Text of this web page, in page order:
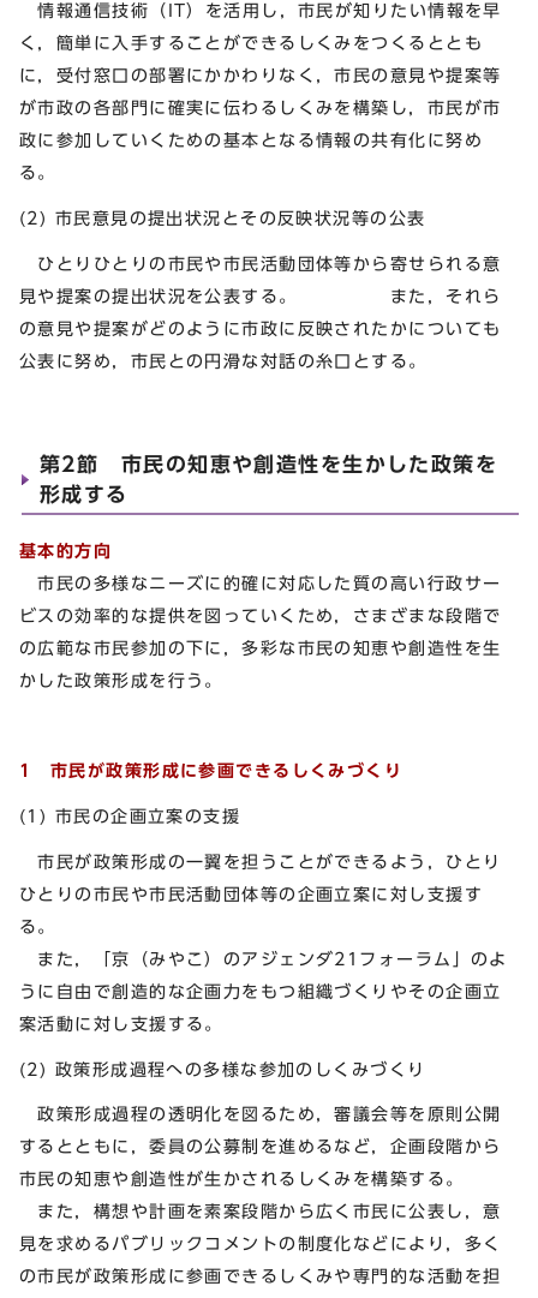
情報通信技術（IT）を活用し，市民が知りたい情報を早
く，簡単に入手することができるしくみをつくるととも
に，受付窓口の部署にかかわりなく，市民の意見や提案等
が市政の各部門に確実に伝わるしくみを構築し，市民が市
政に参加していくための基本となる情報の共有化に努め
る。
(2) 市民意見の提出状況とその反映状況等の公表
ひとりひとりの市民や市民活動団体等から寄せられる意
見や提案の提出状況を公表する。 また，それら
の意見や提案がどのように市政に反映されたかについても
公表に努め，市民との円滑な対話の糸口とする。
第2節 市民の知恵や創造性を生かした政策を
形成する
基本的方向
市民の多様なニーズに的確に対応した質の高い行政サー
ビスの効率的な提供を図っていくため，さまざまな段階で
の広範な市民参加の下に，多彩な市民の知恵や創造性を生
かした政策形成を行う。
1 市民が政策形成に参画できるしくみづくり
(1) 市民の企画立案の支援
市民が政策形成の一翼を担うことができるよう，ひとり
ひとりの市民や市民活動団体等の企画立案に対し支援す
る。
また，「京（みやこ）のアジェンダ21フォーラム」のよ
うに自由で創造的な企画力をもつ組織づくりやその企画立
案活動に対し支援する。
(2) 政策形成過程への多様な参加のしくみづくり
政策形成過程の透明化を図るため，審議会等を原則公開
するとともに，委員の公募制を進めるなど，企画段階から
市民の知恵や創造性が生かされるしくみを構築する。
また，構想や計画を素案段階から広く市民に公表し，意
見を求めるパブリックコメントの制度化などにより，多く
の市民が政策形成に参画できるしくみや専門的な活動を担